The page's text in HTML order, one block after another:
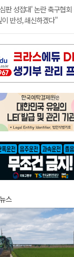
판 성접대' 논란 축구협회
반성, 쇄신하겠다"
스